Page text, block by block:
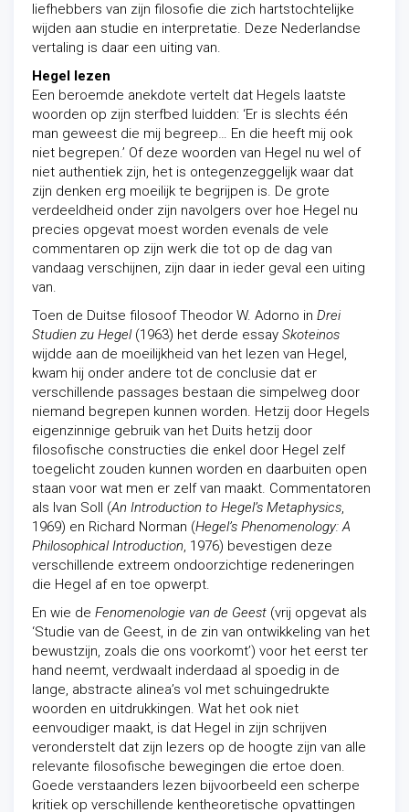
liefhebbers van zijn filosofie die zich hartstochtelijke
wijden aan studie en interpretatie. Deze Nederlandse
vertaling is daar een uiting van.
Hegel lezen
Een beroemde anekdote vertelt dat Hegels laatste
woorden op zijn sterfbed luidden: ‘Er is slechts één
man geweest die mij begreep… En die heeft mij ook
niet begrepen.’ Of deze woorden van Hegel nu wel of
niet authentiek zijn, het is ontegenzeggelijk waar dat
zijn denken erg moeilijk te begrijpen is. De grote
verdeeldheid onder zijn navolgers over hoe Hegel nu
precies opgevat moest worden evenals de vele
commentaren op zijn werk die tot op de dag van
vandaag verschijnen, zijn daar in ieder geval een uiting
van.
Toen de Duitse filosoof Theodor W. Adorno in Drei
Studien zu Hegel(1963) het derde essay Skoteinos
wijdde aan de moeilijkheid van het lezen van Hegel,
kwam hij onder andere tot de conclusie dat er
verschillende passages bestaan die simpelweg door
niemand begrepen kunnen worden. Hetzij door Hegels
eigenzinnige gebruik van het Duits hetzij door
filosofische constructies die enkel door Hegel zelf
toegelicht zouden kunnen worden en daarbuiten open
staan voor wat men er zelf van maakt. Commentatoren
als Ivan Soll (An Introduction to Hegel’s Metaphysics,
1969) en Richard Norman (Hegel’s Phenomenology: A
Philosophical Introduction, 1976) bevestigen deze
verschillende extreem ondoorzichtige redeneringen
die Hegel af en toe opwerpt.
En wie de Fenomenologie van de Geest (vrij opgevat als
‘Studie van de Geest, in de zin van ontwikkeling van het
bewustzijn, zoals die ons voorkomt’) voor het eerst ter
hand neemt, verdwaalt inderdaad al spoedig in de
lange, abstracte alinea’s vol met schuingedrukte
woorden en uitdrukkingen. Wat het ook niet
eenvoudiger maakt, is dat Hegel in zijn schrijven
veronderstelt dat zijn lezers op de hoogte zijn van alle
relevante filosofische bewegingen die ertoe doen.
Goede verstaanders lezen bijvoorbeeld een scherpe
kritiek op verschillende kentheoretische opvattingen